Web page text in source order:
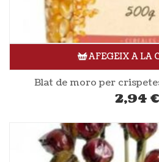
AFEGEIX A LA
Blat de moro per
2,94 €